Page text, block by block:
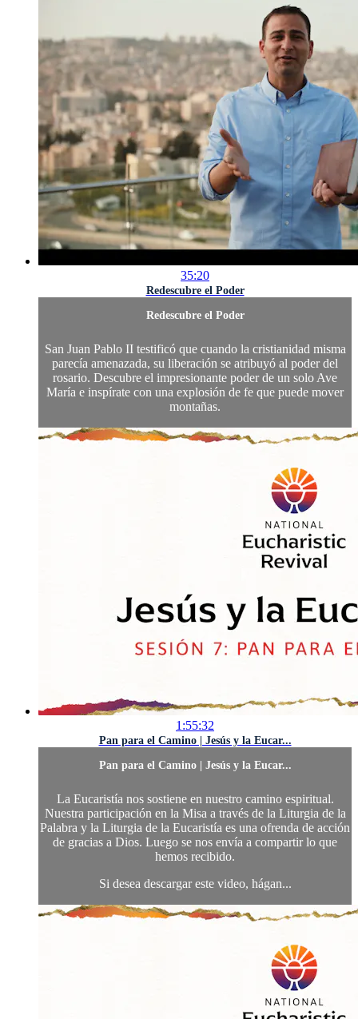
35:20
Redescubre el Poder
Redescubre el Poder
San Juan Pablo II testificó que cuando la cristianidad misma
parecía amenazada, su liberación se atribuyó al poder del
rosario. Descubre el impresionante poder de un solo Ave
María e inspírate con una explosión de fe que puede mover
montañas.
1:55:32
Pan para el Camino | Jesús y la Eucar...
Pan para el Camino | Jesús y la Eucar...
La Eucaristía nos sostiene en nuestro camino espiritual.
Nuestra participación en la Misa a través de la Liturgia de la
Palabra y la Liturgia de la Eucaristía es una ofrenda de acción
de gracias a Dios. Luego se nos envía a compartir lo que
hemos recibido.
Si desea descargar este video, hágan...